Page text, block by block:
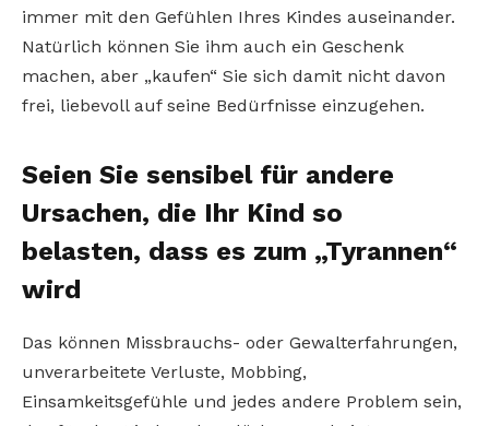
immer mit den Gefühlen Ihres Kindes auseinander.
Natürlich können Sie ihm auch ein Geschenk
machen, aber „kaufen“ Sie sich damit nicht davon
frei, liebevoll auf seine Bedürfnisse einzugehen.
Seien Sie sensibel für andere
Ursachen, die Ihr Kind so
belasten, dass es zum „Tyrannen“
wird
Das können Missbrauchs- oder Gewalterfahrungen,
unverarbeitete Verluste, Mobbing,
Einsamkeitsgefühle und jedes andere Problem sein,